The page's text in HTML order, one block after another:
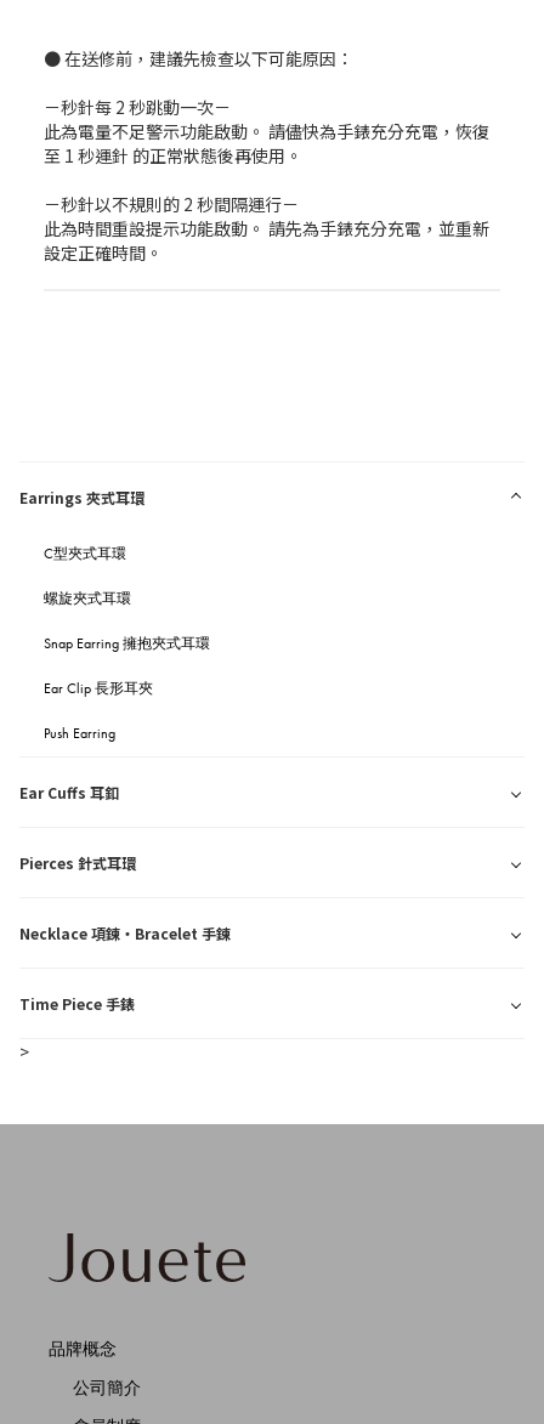
● 在送修前，建議先檢查以下可能原因：
－秒針每 2 秒跳動一次－
此為電量不足警示功能啟動。 請儘快為手錶充分充電，恢復
至 1 秒運針 的正常狀態後再使用。
－秒針以不規則的 2 秒間隔運行－
此為時間重設提示功能啟動。 請先為手錶充分充電，並重新
設定正確時間。
Earrings 夾式耳環
C型夾式耳環
螺旋夾式耳環
Snap Earring 擁抱夾式耳環
Ear Clip 長形耳夾
Push Earring
Ear Cuffs 耳釦
Pierces 針式耳環
Necklace 項鍊・Bracelet 手鍊
Time Piece 手錶
>
品牌概念
公司簡介